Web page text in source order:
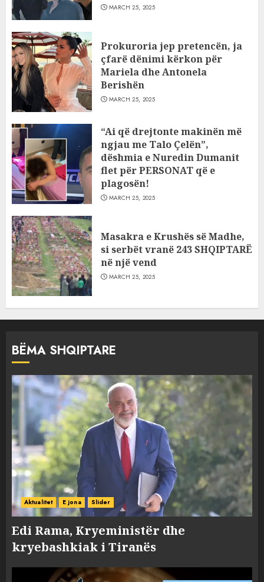
MARCH 25, 2025
Prokuroria jep pretencën, ja
çfarë dënimi kërkon për
Mariela dhe Antonela
Berishën
MARCH 25, 2025
“Ai që drejtonte makinën më
ngjau me Talo Çelën”,
dëshmia e Nuredin Dumanit
flet për PERSONAT që e
plagosën!
MARCH 25, 2025
Masakra e Krushës së Madhe,
si serbët vranë 243 SHQIPTARË
në një vend
MARCH 25, 2025
BËMA SHQIPTARE
Aktualitet E jona Slider
Edi Rama, Kryeministër dhe
kryebashkiak i Tiranës